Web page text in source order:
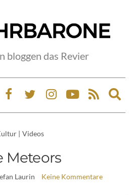
bloggen das Revier
| Videos
Meteors
Laurin Keine Kommentare